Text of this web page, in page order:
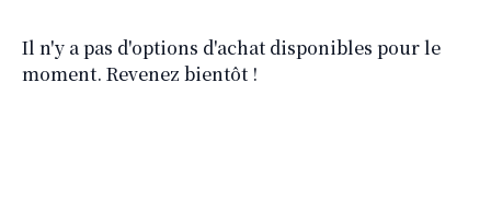
Il n'y a pas d'options d'achat disponibles pour le
moment. Revenez bientôt !